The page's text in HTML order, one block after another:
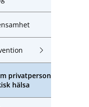
privatperson
hälsa